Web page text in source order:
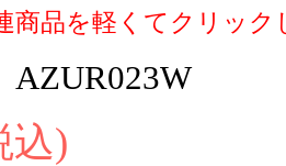
商品を軽くてクリック
AZUR023W
込)